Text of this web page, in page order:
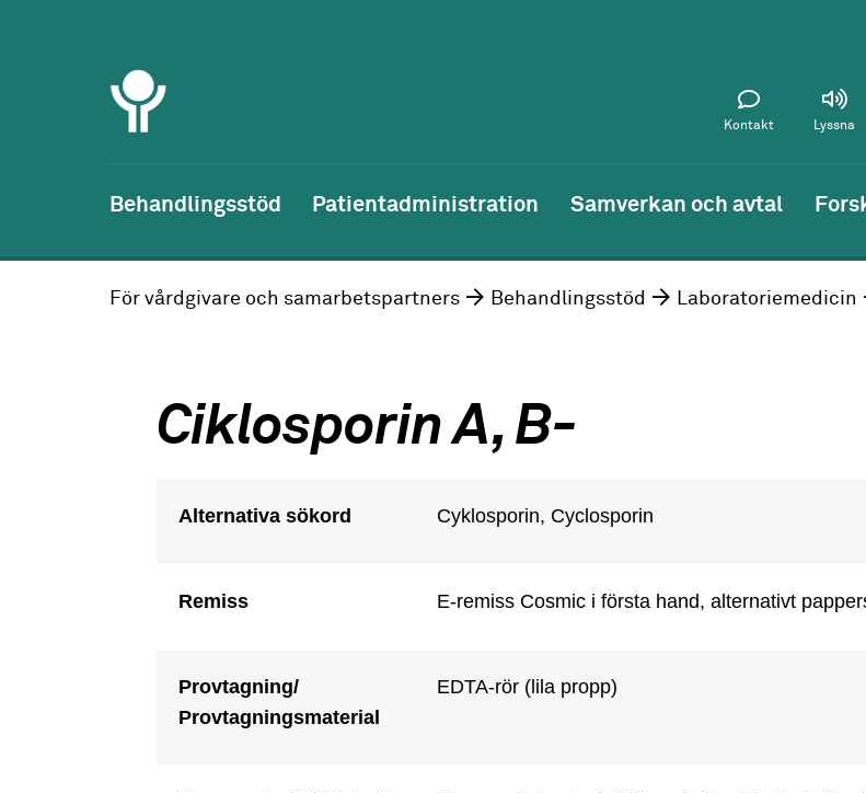
Kontakt Lyssna
Behandlingsstöd Patientadministration Samverkan och avtal
För vårdgivare och samarbetspartners Behandlingsstöd Laboratoriemedicin
Ciklosporin A, B-
Alternativa sökord Cyklosporin, Cyclosporin
Remiss E-remiss Cosmic i första hand, alternativt
Provtagning/
Provtagningsmaterial
EDTA-rör (lila propp)